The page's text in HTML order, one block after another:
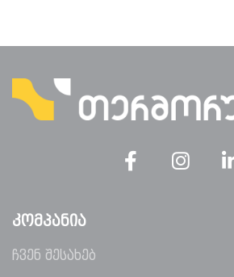
ᲙᲝᲛᲞᲐᲜᲘᲐ
ჩვენ შესახებ